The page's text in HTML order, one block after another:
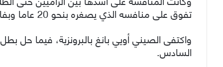
تفوق على منافسه الذي يصغره بنحو 20 عاما وبفارق 3 أجزاء في العشرة من النقطة.
السادس.